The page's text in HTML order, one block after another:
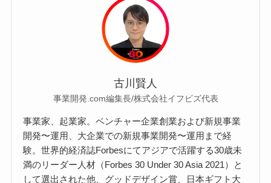
古川賢人
事業開発.com編集長/株式会社イフビズ代表
事業家、起業家。ベンチャー企業創業および新規事業
開発〜運用、大企業での新規事業開発〜運用まで経
験。世界的経済誌Forbesにてアジアで活躍する30歳未
満のリーダー人材（Forbes 30 Under 30 Asia 2021）と
して選出された他、グッドデザイン賞、日本ギフト大